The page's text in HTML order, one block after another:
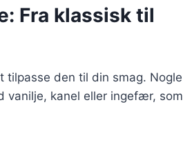
Fra klassisk til
tilpasse den til din smag. Nogle
vanilje, kanel eller ingefær, som